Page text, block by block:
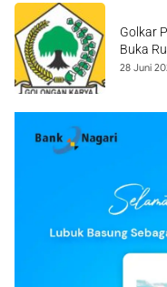
Golkar
Buka
28 Juni